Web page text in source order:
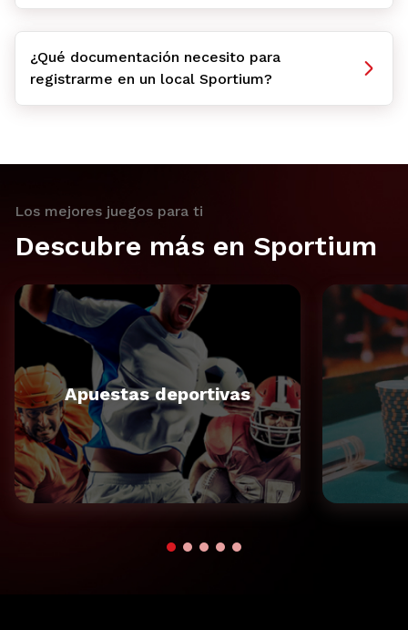
¿Qué documentación necesito para
registrarme en un local Sportium?
Los mejores juegos para ti
Descubre más en Sportium
Apuestas deportivas